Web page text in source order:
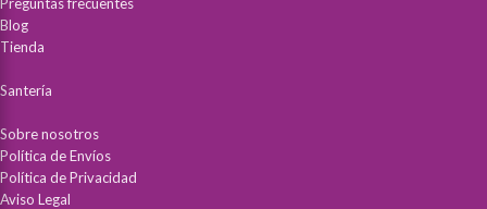
Blog
Tienda
Santería
Sobre nosotros
Política de Envíos
Política de Privacidad
Aviso Legal